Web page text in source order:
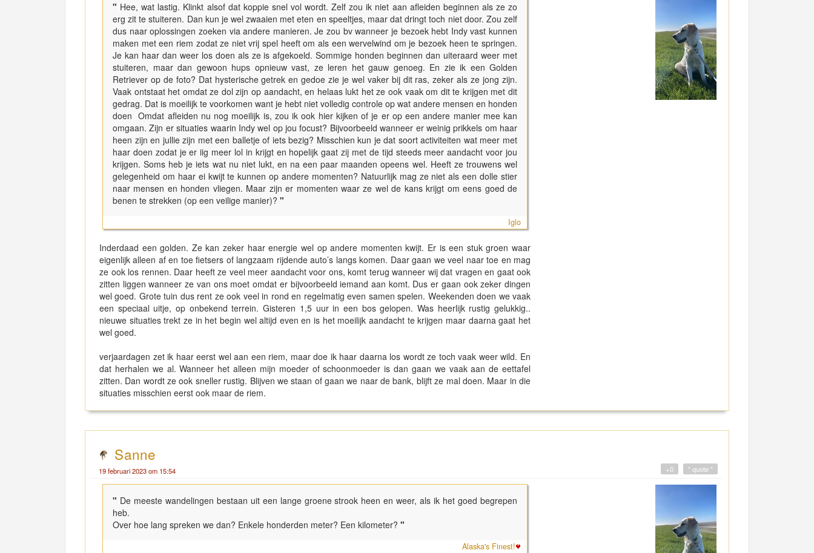
" Hee, wat lastig. Klinkt alsof dat koppie snel vol wordt. Zelf zou ik niet aan afleiden beginnen als ze zo
erg zit te stuiteren. Dan kun je wel zwaaien met eten en speeltjes, maar dat dringt toch niet door. Zou zelf
dus naar oplossingen zoeken via andere manieren. Je zou bv wanneer je bezoek hebt Indy vast kunnen
maken met een riem zodat ze niet vrij spel heeft om als een wervelwind om je bezoek heen te springen.
Je kan haar dan weer los doen als ze is afgekoeld. Sommige honden beginnen dan uiteraard weer met
stuiteren, maar dan gewoon hups opnieuw vast, ze leren het gauw genoeg. En zie ik een Golden
Retriever op de foto? Dat hysterische getrek en gedoe zie je wel vaker bij dit ras, zeker als ze jong zijn.
Vaak ontstaat het omdat ze dol zijn op aandacht, en helaas lukt het ze ook vaak om dit te krijgen met dit
gedrag. Dat is moeilijk te voorkomen want je hebt niet volledig controle op wat andere mensen en honden
doen Omdat afleiden nu nog moeilijk is, zou ik ook hier kijken of je er op een andere manier mee kan
omgaan. Zijn er situaties waarin Indy wel op jou focust? Bijvoorbeeld wanneer er weinig prikkels om haar
heen zijn en jullie zijn met een balletje of iets bezig? Misschien kun je dat soort activiteiten wat meer met
haar doen zodat je er iig meer lol in krijgt en hopelijk gaat zij met de tijd steeds meer aandacht voor jou
krijgen. Soms heb je iets wat nu niet lukt, en na een paar maanden opeens wel. Heeft ze trouwens wel
gelegenheid om haar ei kwijt te kunnen op andere momenten? Natuurlijk mag ze niet als een dolle stier
naar mensen en honden vliegen. Maar zijn er momenten waar ze wel de kans krijgt om eens goed de
benen te strekken (op een veilige manier)? "
Iglo
Inderdaad een golden. Ze kan zeker haar energie wel op andere momenten kwijt. Er is een stuk groen waar
eigenlijk alleen af en toe fietsers of langzaam rijdende auto’s langs komen. Daar gaan we veel naar toe en mag
ze ook los rennen. Daar heeft ze veel meer aandacht voor ons, komt terug wanneer wij dat vragen en gaat ook
zitten liggen wanneer ze van ons moet omdat er bijvoorbeeld iemand aan komt. Dus er gaan ook zeker dingen
wel goed. Grote tuin dus rent ze ook veel in rond en regelmatig even samen spelen. Weekenden doen we vaak
een speciaal uitje, op onbekend terrein. Gisteren 1,5 uur in een bos gelopen. Was heerlijk rustig gelukkig..
nieuwe situaties trekt ze in het begin wel altijd even en is het moeilijk aandacht te krijgen maar daarna gaat het
wel goed.
verjaardagen zet ik haar eerst wel aan een riem, maar doe ik haar daarna los wordt ze toch vaak weer wild. En
dat herhalen we al. Wanneer het alleen mijn moeder of schoonmoeder is dan gaan we vaak aan de eettafel
zitten. Dan wordt ze ook sneller rustig. Blijven we staan of gaan we naar de bank, blijft ze mal doen. Maar in die
situaties misschien eerst ook maar de riem.
Sanne
19 februari 2023 om 15:54 " quote "
+0
" De meeste wandelingen bestaan uit een lange groene strook heen en weer, als ik het goed begrepen
heb.
Over hoe lang spreken we dan? Enkele honderden meter? Een kilometer? "
Alaska's Finest!